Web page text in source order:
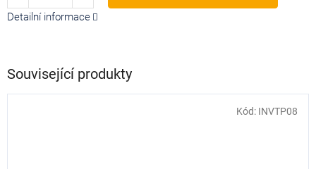
Detailní informace
Související produkty
Kód: INVTP08